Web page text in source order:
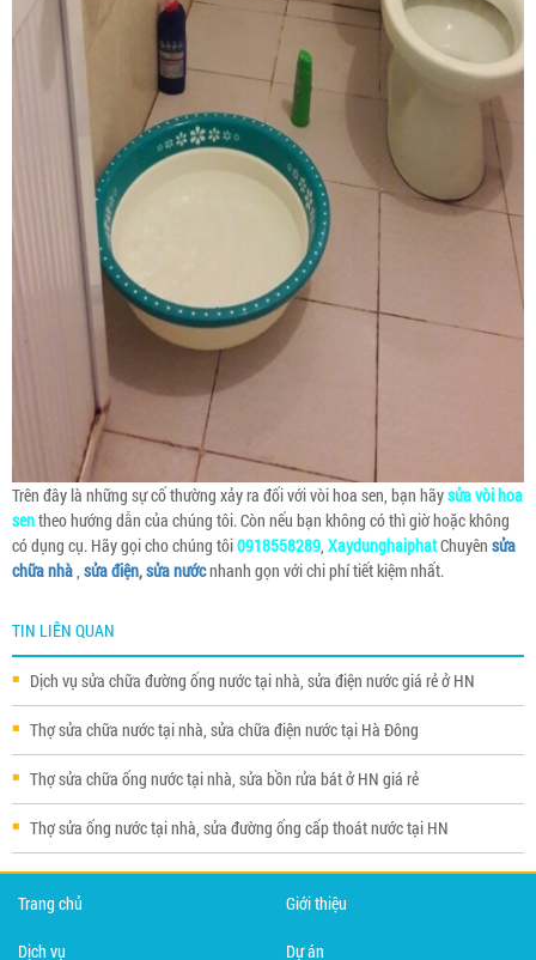
Trên đây là những sự cố thường xảy ra đối với vòi hoa sen, bạn hãysửa vòi hoa
sentheo hướng dẫn của chúng tôi. Còn nếu bạn không có thì giờ hoặc không
có dụng cụ. Hãy gọi cho chúng tôi0918558289, XaydunghaiphatChuyên sửa
chữa nhà, sửa điện,sửa nướcnhanh gọn với chi phí tiết kiệm nhất.
TIN LIÊN QUAN
Dịch vụ sửa chữa đường ống nước tại nhà, sửa điện nước giá rẻ ở HN
Thợ sửa chữa nước tại nhà, sửa chữa điện nước tại Hà Đông
Thợ sửa chữa ống nước tại nhà, sửa bồn rửa bát ở HN giá rẻ
Thợ sửa ống nước tại nhà, sửa đường ống cấp thoát nước tại HN
Trang chủ Giới thiệu
Dịch vụ Dự án